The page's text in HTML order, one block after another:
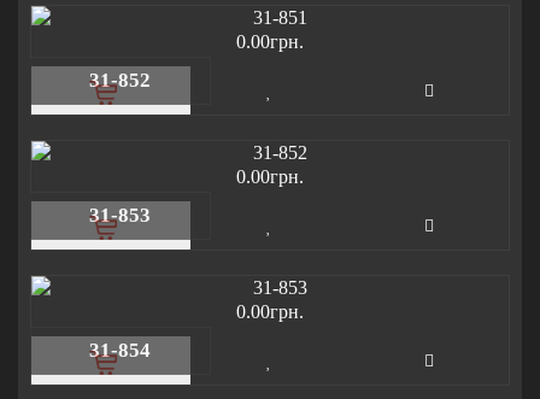
0.00грн.
31-852
0.00грн.
31-853
0.00грн.
31-854